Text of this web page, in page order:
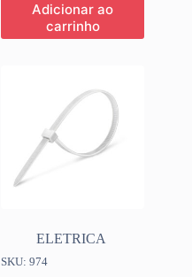
Adicionar ao
carrinho
ELETRICA
SKU: 974